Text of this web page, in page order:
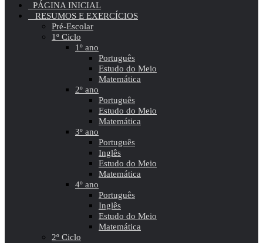
PÁGINA INICIAL
RESUMOS E EXERCÍCIOS
Pré-Escolar
1º Ciclo
1º ano
Português
Estudo do Meio
Matemática
2º ano
Português
Estudo do Meio
Matemática
3º ano
Português
Inglês
Estudo do Meio
Matemática
4º ano
Português
Inglês
Estudo do Meio
Matemática
2º Ciclo